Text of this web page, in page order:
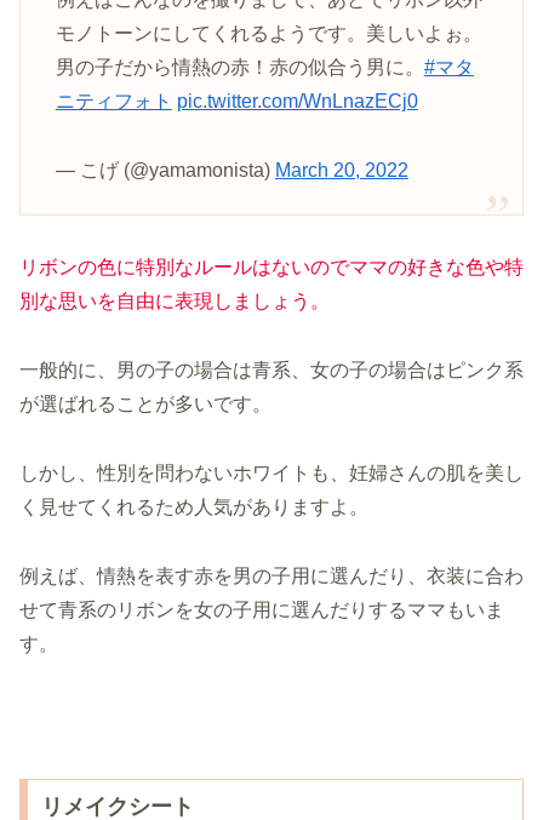
モノトーンにしてくれるようです。美しいよぉ。
男の子だから情熱の赤！赤の似合う男に。 #マタ
ニティフォト pic.twitter.com/WnLnazECj0
— こげ (@yamamonista) March 20, 2022
リボンの色に特別なルールはないのでママの好きな色や特
別な思いを自由に表現しましょう。
一般的に、男の子の場合は青系、女の子の場合はピンク系
が選ばれることが多いです。
しかし、性別を問わないホワイトも、妊婦さんの肌を美し
く見せてくれるため人気がありますよ。
例えば、情熱を表す赤を男の子用に選んだり、衣装に合わ
せて青系のリボンを女の子用に選んだりするママもいま
す。
リメイクシート